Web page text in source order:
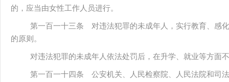
的，应当由女性工作人员进行。
第一百一十三条 对违法犯罪的未成年人，实行教育、感
的原则。
对违法犯罪的未成年人依法处罚后，在升学、就业等方面
第一百一十四条 公安机关、人民检察院、人民法院和司